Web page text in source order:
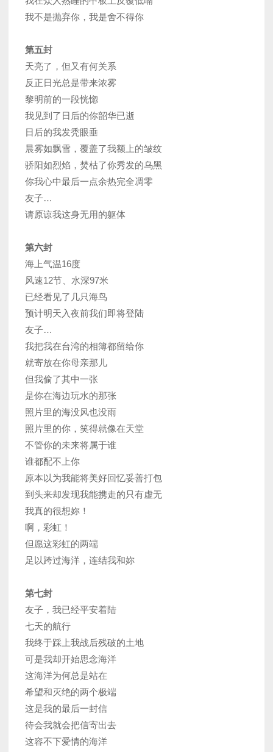
我不是抛弃你，我是舍不得你
第五封
天亮了，但又有何关系
反正日光总是带来浓雾
黎明前的一段恍惚
我见到了日后的你韶华已逝
日后的我发秃眼垂
晨雾如飘雪，覆盖了我额上的皱纹
骄阳如烈焰，焚枯了你秀发的乌黑
你我心中最后一点余热完全凋零
友子…
请原谅我这身无用的躯体
第六封
海上气温16度
风速12节、水深97米
已经看见了几只海鸟
预计明天入夜前我们即将登陆
友子…
我把我在台湾的相簿都留给你
就寄放在你母亲那儿
但我偷了其中一张
是你在海边玩水的那张
照片里的海没风也没雨
照片里的你，笑得就像在天堂
不管你的未来将属于谁
谁都配不上你
原本以为我能将美好回忆妥善打包
到头来却发现我能携走的只有虚无
我真的很想妳！
啊，彩虹！
但愿这彩虹的两端
足以跨过海洋，连结我和妳
第七封
友子，我已经平安着陆
七天的航行
我终于踩上我战后残破的土地
可是我却开始思念海洋
这海洋为何总是站在
希望和灭绝的两个极端
这是我的最后一封信
待会我就会把信寄出去
这容不下爱情的海洋